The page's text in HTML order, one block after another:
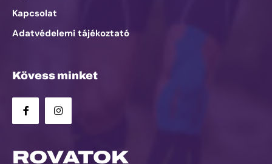
Kapcsolat
Adatvédelemi tájékoztató
Kövess minket
ROVATOK